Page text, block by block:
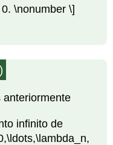
\nonumber \]
anteriormente
infinito de